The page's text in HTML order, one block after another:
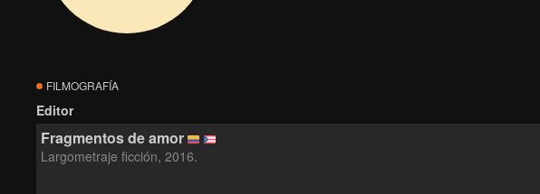
FILMOGRAFÍA
Editor
Fragmentos de amor
Largometraje ficción, 2016.